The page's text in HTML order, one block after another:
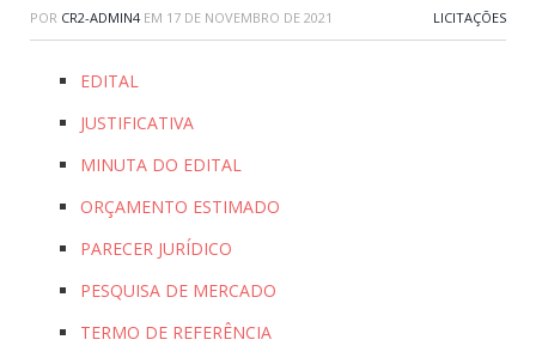
POR CR2-ADMIN4 EM 17 DE NOVEMBRO DE 2021 LICITAÇÕES
EDITAL
JUSTIFICATIVA
MINUTA DO EDITAL
ORÇAMENTO ESTIMADO
PARECER JURÍDICO
PESQUISA DE MERCADO
TERMO DE REFERÊNCIA